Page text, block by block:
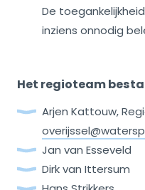
De
inziens onnodig
Het regioteam
Arjen Kattouw,
Jan van Esseveld
Dirk van Ittersum